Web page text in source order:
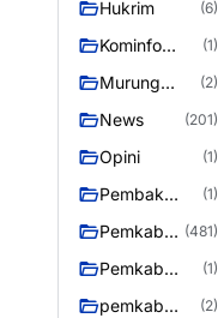
Hukrim (6)
Kominfo
(1)
Murung
(2)
News (201)
Opini (1)
Pembak
Murung raya
(1)
Pemkab
Utara
(481)
Pemkab
(1)
pemkab
(2)